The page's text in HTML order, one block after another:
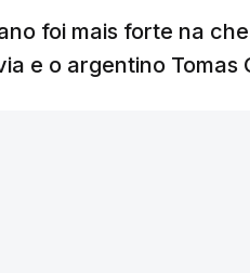
foi mais forte na
e o argentino Tomas